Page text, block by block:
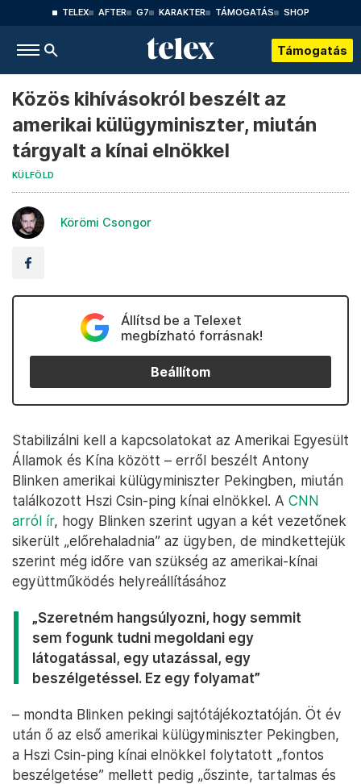
TELEX AFTER G7 KARAKTER TÁMOGATÁS SHOP
Támogatás
Közös kihívásokról beszélt az
amerikai külügyminiszter, miután
tárgyalt a kínai elnökkel
KÜLFÖLD
Körömi Csongor
Állítsd be a Telexet
megbízható forrásnak!
Beállítom
Stabilizálni kell a kapcsolatokat az Amerikai Egyesült
Államok és Kína között – erről beszélt Antony
Blinken amerikai külügyminiszter Pekingben, miután
találkozott Hszi Csin-ping kínai elnökkel. A CNN
arról ír, hogy Blinken szerint ugyan a két vezetőnek
sikerült „előrehaladnia” az ügyben, de mindkettejük
szerint még időre van szükség az amerikai-kínai
együttműködés helyreállításához
„Szeretném hangsúlyozni, hogy semmit
sem fogunk tudni megoldani egy
látogatással, egy utazással, egy
beszélgetéssel. Ez egy folyamat”
– mondta Blinken pekingi sajtótájékoztatóján. Öt év
után ő az első amerikai külügyminiszter Pekingben,
a Hszi Csin-ping kínai elnökkel folytatott „fontos
beszélgetése” mellett pedig „őszinte, tartalmas és